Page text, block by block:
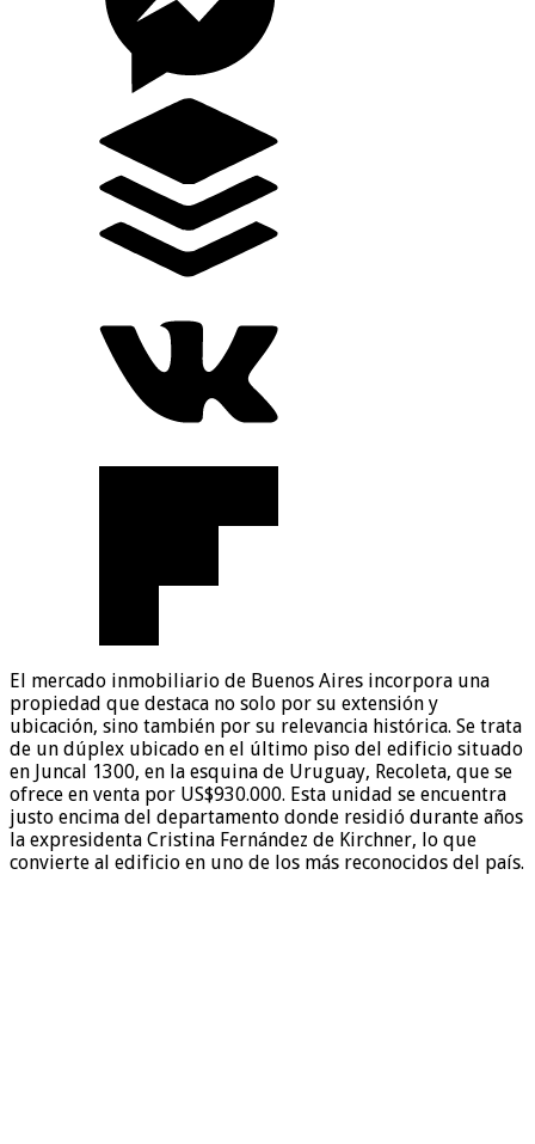
El mercado inmobiliario de Buenos Aires incorpora una
propiedad que destaca no solo por su extensión y
ubicación, sino también por su relevancia histórica. Se trata
de un dúplex ubicado en el último piso del edificio situado
en Juncal 1300, en la esquina de Uruguay, Recoleta, que se
ofrece en venta por US$930.000. Esta unidad se encuentra
justo encima del departamento donde residió durante años
la expresidenta Cristina Fernández de Kirchner, lo que
convierte al edificio en uno de los más reconocidos del país.